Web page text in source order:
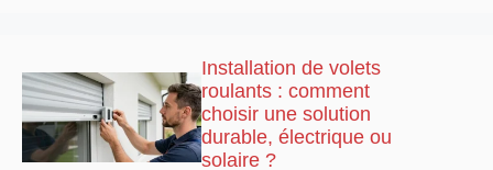
Installation de volets
roulants : comment
choisir une solution
durable, électrique ou
solaire ?